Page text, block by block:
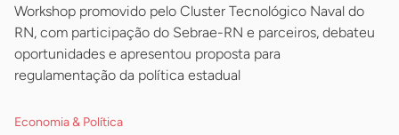
Workshop promovido pelo Cluster Tecnológico Naval do
RN, com participação do Sebrae-RN e parceiros, debateu
oportunidades e apresentou proposta para
regulamentação da política estadual
Economia & Política